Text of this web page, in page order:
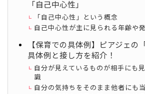
「自己中心性」
「自己中心性」という概念
自己中心性が主に見られる年齢や
【保育での具体例】ピアジェの
具体例と接し方を紹介！
自分が見えているものが相手にも
識
自分の気持ちをそのまま他者にも